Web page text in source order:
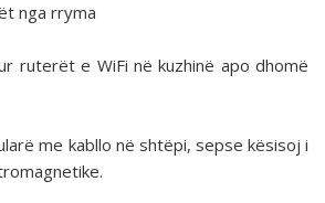
nga rryma
ruterët e WiFi në kuzhinë apo dhomë
me kabllo në shtëpi, sepse kësisoj i